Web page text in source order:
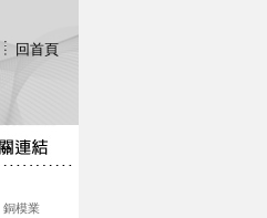
回首頁
銅模業